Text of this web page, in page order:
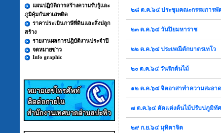
แผนปฏิบัติการสร้างความรับรู้และ
ภูมิคุ้มกันยาเสพติด
ราคาประเมินภาษีที่ดินและสิ่งปลูก
สร้าง
รายงานผลการปฎิบัติงานประจำปี
จดหมายข่าว
Info graphic
๒๘ ต.ค.๖๔ ประชุมคณะกรรมการ
๒๓ ต.ค.๖๔ วันปิยมหาราช
๒๒ ต.ค.๖๔ ประเพณีตักบาตรเทโว
๒๐ ต.ค.๖๔ วันรักต้นไม้
๑๒ ต.ค.๖๔ จิตอาสาทำความสะอา
๗ ต.ค.๖๔ ตัดแต่งต้นไม้ปรับปภูมิทั
๒๙ ก.ย.๖๔ มุทิตาจิต